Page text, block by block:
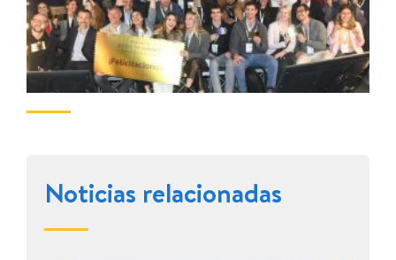
Noticias relacionadas